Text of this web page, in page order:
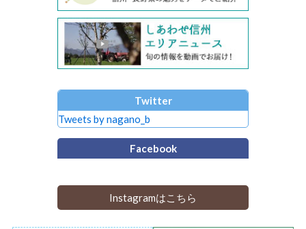
Twitter
Tweets by nagano_b
Facebook
Instagramはこちら